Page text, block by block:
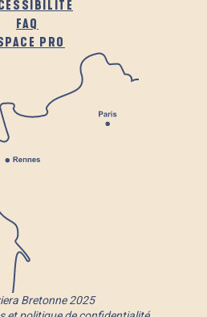
FAQ
PRO
Bretonne 2025